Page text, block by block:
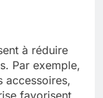
à réduire
Par exemple,
accessoires,
favorisent